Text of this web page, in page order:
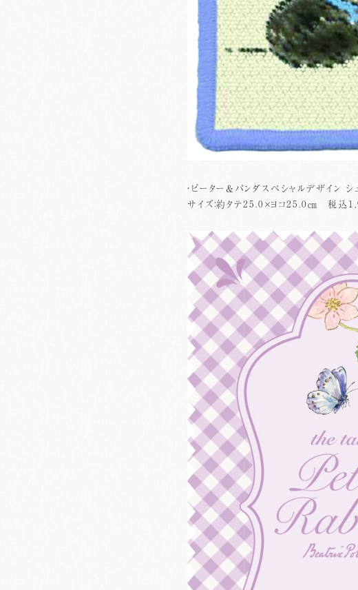
・ピーター＆パンダスペシャルデザイン
サイズ：約タテ25.0×ヨコ25.0㎝ 税込